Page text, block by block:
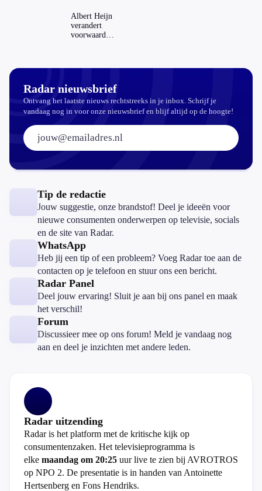
dat invloed
op je
hypotheek?
Albert Heijn
verandert
voorwaarden
Radar nieuwsbrief
Ontvang het laatste nieuws rechtstreeks in je inbox. Schrijf je
vandaag nog in voor onze nieuwsbrief en blijf altijd op de hoogte!
E-mailadres:
Tip de redactie
Jouw suggestie, onze brandstof! Deel je ideeën voor
nieuwe consumenten onderwerpen op televisie, socials
en de site van Radar.
WhatsApp
Heb jij een tip of een probleem? Voeg Radar toe aan de
contacten op je telefoon en stuur ons een bericht.
Radar Panel
Deel jouw ervaring! Sluit je aan bij ons panel en maak
het verschil!
Forum
Discussieer mee op ons forum! Meld je vandaag nog
aan en deel je inzichten met andere leden.
Radar uitzending
Radar is het platform met de kritische kijk op
consumentenzaken. Het televisieprogramma is
elke maandag om 20:25 uur live te zien bij AVROTROS
op NPO 2. De presentatie is in handen van Antoinette
Hertsenberg en Fons Hendriks.